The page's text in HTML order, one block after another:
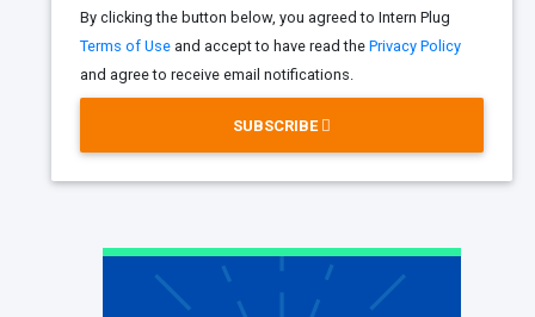
By clicking the button below, you agreed to Intern Plug
Terms of Use and accept to have read the Privacy Policy
and agree to receive email notifications.
SUBSCRIBE